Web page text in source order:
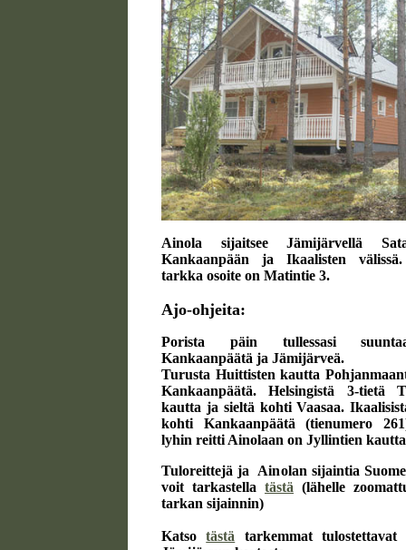
Ainola sijaitsee Jämijärvellä
Kankaanpään ja Ikaalisten
tarkka osoite on Matintie 3.
Ajo-ohjeita:
Porista päin tullessasi
Kankaanpäätä ja Jämijärveä.
Turusta Huittisten kautta
Kankaanpäätä. Helsingistä 3-tietä
kautta ja sieltä kohti Vaasaa.
kohti Kankaanpäätä (tienumero
lyhin reitti Ainolaan on Jyllintien
Tuloreittejä ja Ainolan sijaintia
voit tarkastella tästä (lähelle
tarkan sijainnin)
Katsotästä tarkemmat tulostettavat